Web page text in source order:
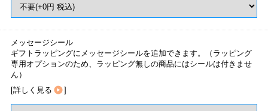
メッセージシール
ギフトラッピングにメッセージシールを追加できます。（ラッピング
専用オプションのため、ラッピング無しの商品にはシールは付きませ
ん）
[詳しく見る ]